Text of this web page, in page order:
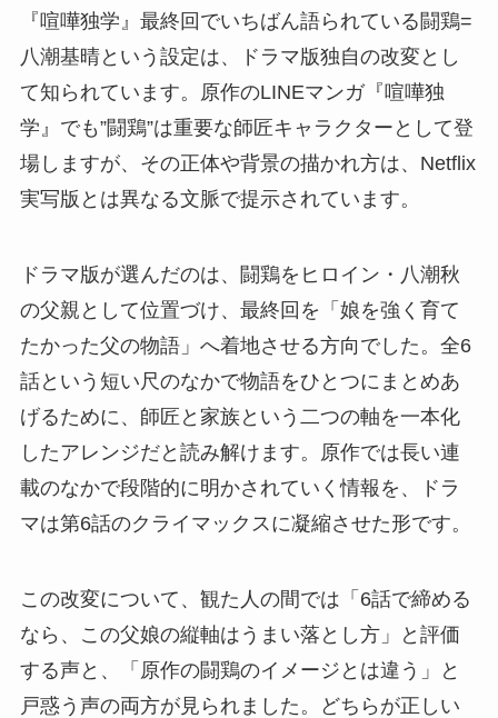
『喧嘩独学』最終回でいちばん語られている闘鶏=
八潮基晴という設定は、ドラマ版独自の改変とし
て知られています。原作のLINEマンガ『喧嘩独
学』でも”闘鶏”は重要な師匠キャラクターとして登
場しますが、その正体や背景の描かれ方は、Netflix
実写版とは異なる文脈で提示されています。
ドラマ版が選んだのは、闘鶏をヒロイン・八潮秋
の父親として位置づけ、最終回を「娘を強く育て
たかった父の物語」へ着地させる方向でした。全6
話という短い尺のなかで物語をひとつにまとめあ
げるために、師匠と家族という二つの軸を一本化
したアレンジだと読み解けます。原作では長い連
載のなかで段階的に明かされていく情報を、ドラ
マは第6話のクライマックスに凝縮させた形です。
この改変について、観た人の間では「6話で締める
なら、この父娘の縦軸はうまい落とし方」と評価
する声と、「原作の闘鶏のイメージとは違う」と
戸惑う声の両方が見られました。どちらが正しい